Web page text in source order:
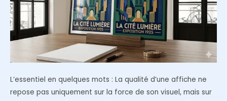
L’essentiel en quelques mots : La qualité d’une affiche ne
repose pas uniquement sur la force de son visuel, mais sur